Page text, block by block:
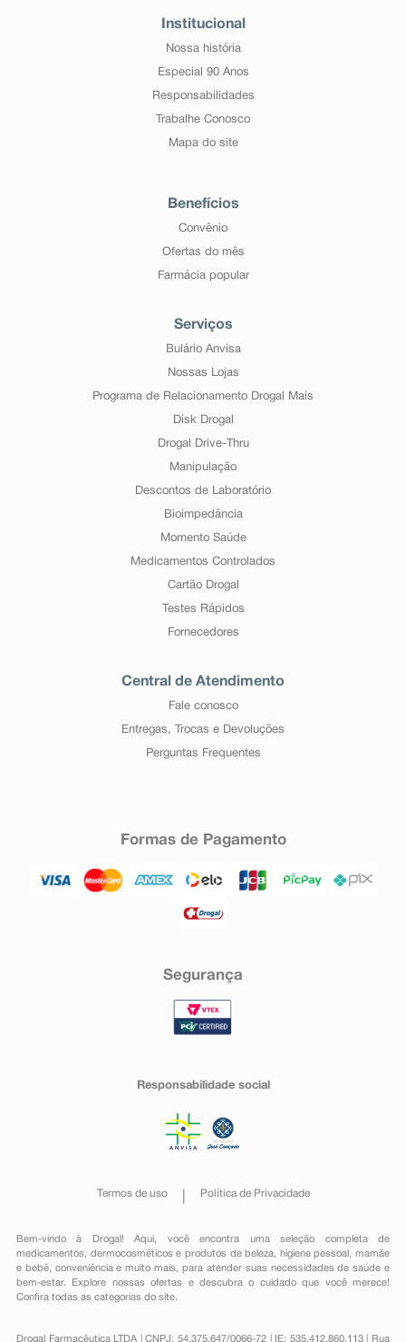
Institucional
Nossa história
Especial 90 Anos
Responsabilidades
Trabalhe Conosco
Mapa do site
Benefícios
Convênio
Ofertas do mês
Farmácia popular
Serviços
Bulário Anvisa
Nossas Lojas
Programa de Relacionamento Drogal Mais
Disk Drogal
Drogal Drive-Thru
Manipulação
Descontos de Laboratório
Bioimpedância
Momento Saúde
Medicamentos Controlados
Cartão Drogal
Testes Rápidos
Fornecedores
Central de Atendimento
Fale conosco
Entregas, Trocas e Devoluções
Perguntas Frequentes
Formas de Pagamento
Segurança
Responsabilidade social
Termos de uso Política de Privacidade
Bem-vindo à Drogal! Aqui, você encontra uma seleção completa de
medicamentos , dermocosméticos e produtos de beleza, higiene pessoal ,mamãe
e bebê, conveniênciae muito mais, para atender suas necessidades de saúde e
bem-estar. Explore nossas ofertas e descubra o cuidado que você merece!
Confira todas as categorias do site.
Drogal Farmacêutica LTDA | CNPJ: 54.375.647/0066-72 | IE: 535.412.860.113 | Rua